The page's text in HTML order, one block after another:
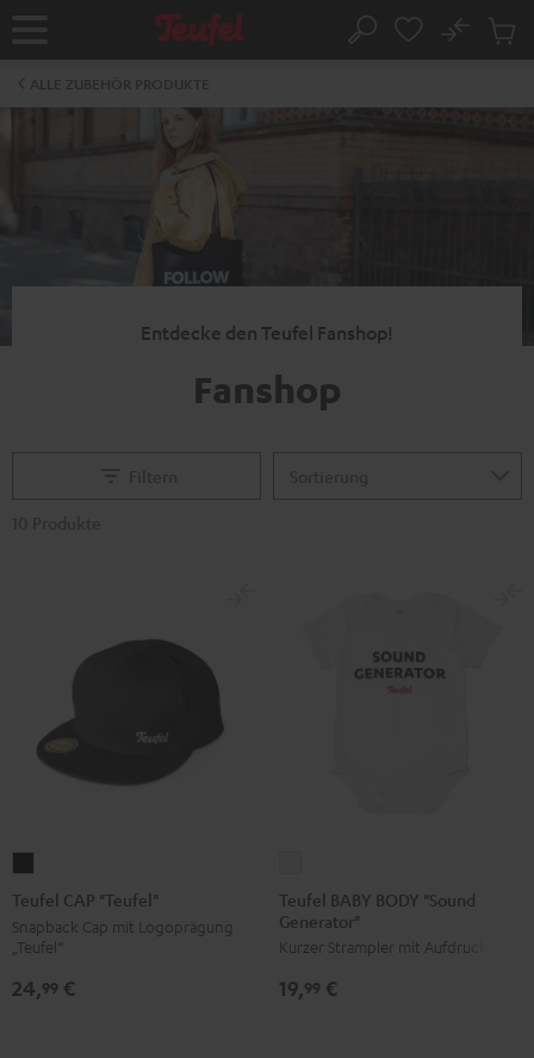
Startseite Suche
No
Entdecke den Teufel Fanshop!
Fanshop
CAP
"Teufel"
Schwarz
Teufel CAP "Teufel"
Snapback Cap mit Logoprägung
„Teufel“
24,99 €
BABY
BODY
"Sound
Generator"
Teufel BABY BODY "Sound
Generator"
Kurzer Strampler mit Aufdruck
19,99 €